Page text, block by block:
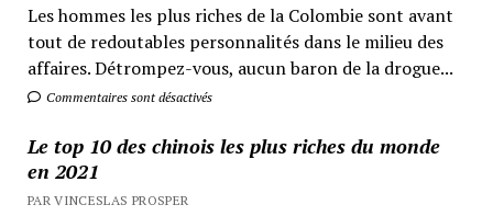
Les hommes les plus riches de la Colombie sont avant
tout de redoutables personnalités dans le milieu des
affaires. Détrompez-vous, aucun baron de la drogue...
Commentaires sont désactivés
Le top 10 des chinois les plus riches du monde
en 2021
PAR VINCESLAS PROSPER